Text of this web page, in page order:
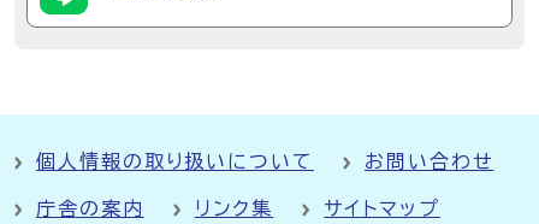
個人情報の取り扱いについて お問い合わせ
庁舎の案内 リンク集 サイトマップ